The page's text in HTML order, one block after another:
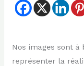
Nos images sont
représenter la